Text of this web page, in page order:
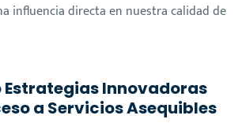
influencia directa en nuestra calidad de
Estrategias Innovadoras
a Servicios Asequibles